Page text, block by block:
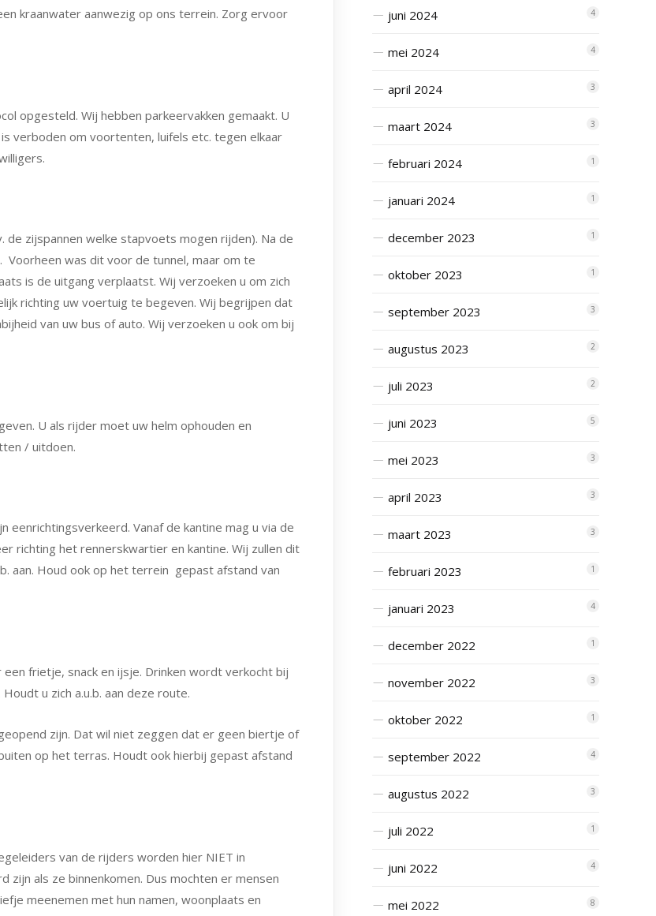
kraanwater aanwezig op ons terrein. Zorg ervoor
opgesteld. Wij hebben parkeervakken gemaakt. U
verboden om voortenten, luifels etc. tegen elkaar
zijspannen welke stapvoets mogen rijden). Na de
Voorheen was dit voor de tunnel, maar om te
is de uitgang verplaatst. Wij verzoeken u om zich
richting uw voertuig te begeven. Wij begrijpen dat
van uw bus of auto. Wij verzoeken u ook om bij
U als rijder moet uw helm ophouden en
/ uitdoen.
eenrichtingsverkeerd. Vanaf de kantine mag u via de
richting het rennerskwartier en kantine. Wij zullen dit
aan. Houd ook op het terrein gepast afstand van
frietje, snack en ijsje. Drinken wordt verkocht bij
u zich a.u.b. aan deze route.
zijn. Dat wil niet zeggen dat er geen biertje of
op het terras. Houdt ook hierbij gepast afstand
van de rijders worden hier NIET in
als ze binnenkomen. Dus mochten er mensen
meenemen met hun namen, woonplaats en
juni 2024 4
mei 2024 4
april 2024 3
maart 2024 3
februari 2024 1
januari 2024 1
december 2023 1
oktober 2023 1
september 2023 3
augustus 2023 2
juli 2023 2
juni 2023 5
mei 2023 3
april 2023 3
maart 2023 3
februari 2023 1
januari 2023 4
december 2022 1
november 2022 3
oktober 2022 1
september 2022 4
augustus 2022 3
juli 2022 1
juni 2022 4
mei 2022 8